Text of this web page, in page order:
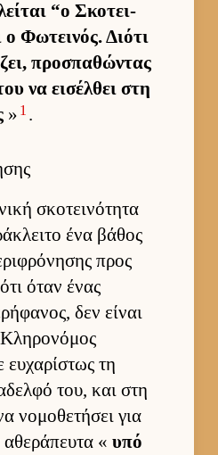
“ο Σκοτει­
Φωτει­νός. Διότι
προσπαθώντας
να ει­σέλ­θει στη
» 1 .
σκοτει­νότητα
ένα βάθος
προς
όταν ένας
δεν εί­ναι
ευ­χαρίστως τη
του, και στη
νομοθετήσει για
« υπό